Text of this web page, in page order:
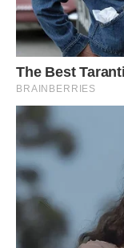
Вона подивилася
— Може. Але чужа
тобі дуже хочеться.
Я тоді грюкнула
потім соромитися.